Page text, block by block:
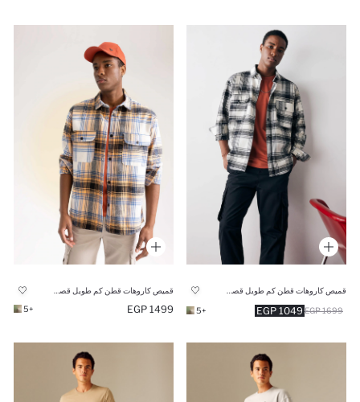
1049 EGP 1699 EGP
+5
1499 EGP
+5